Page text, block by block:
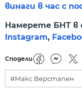
винаги в час с
Намерете БНТ в
Instagram,
Сподели
#Макс Верстапен